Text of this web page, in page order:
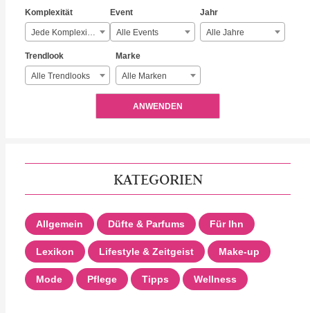
Komplexität
Jede Komplexität
Event
Alle Events
Jahr
Alle Jahre
Trendlook
Alle Trendlooks
Marke
Alle Marken
ANWENDEN
KATEGORIEN
Allgemein Düfte & Parfums Für Ihn
Lexikon Lifestyle & Zeitgeist Make-up
Mode Pflege Tipps Wellness